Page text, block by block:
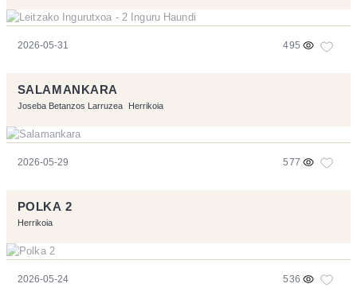
2026-05-31 495
SALAMANKARA
Joseba Betanzos Larruzea Herrikoia
2026-05-29 577
POLKA 2
Herrikoia
2026-05-24 536